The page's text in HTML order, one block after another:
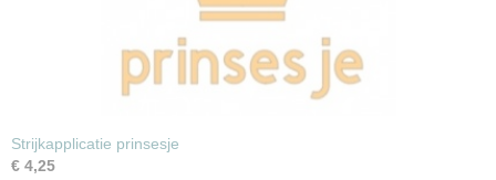
Strijkapplicatie prinsesje
€ 4,25